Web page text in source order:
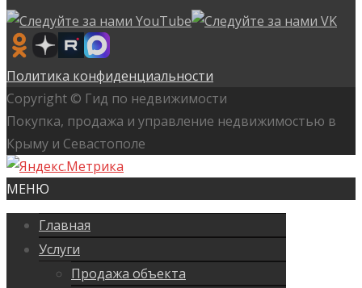
Политика конфиденциальности
Copyright © Гид по недвижимости
Покупка, продажа и управление недвижимостью в
Крыму и Севастополе
МЕНЮ
Главная
Услуги
Продажа объекта